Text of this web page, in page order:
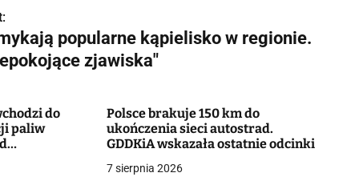
popularne kąpielisko w regionie.
zjawiska"
do
paliw
Polsce brakuje 150 km do
ukończenia sieci autostrad.
GDDKiA wskazała ostatnie odcinki
7 sierpnia 2026